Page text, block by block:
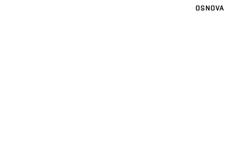
OSNOVA